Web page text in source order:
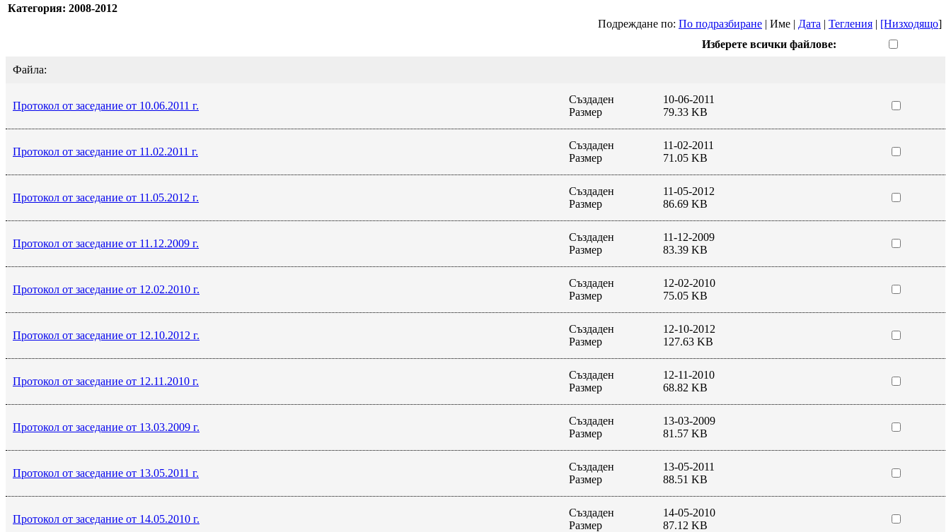
Категория: 2008-2012
Подреждане по: По подразбиране | Име | Дата | Тегления | [Низходящо]
Изберете всички файлове:
Файла:
Протокол от заседание от 10.06.2011 г.
Създаден
Размер
10-06-2011
79.33 KB
Протокол от заседание от 11.02.2011 г.
Създаден
Размер
11-02-2011
71.05 KB
Протокол от заседание от 11.05.2012 г.
Създаден
Размер
11-05-2012
86.69 KB
Протокол от заседание от 11.12.2009 г.
Създаден
Размер
11-12-2009
83.39 KB
Протокол от заседание от 12.02.2010 г.
Създаден
Размер
12-02-2010
75.05 KB
Протокол от заседание от 12.10.2012 г.
Създаден
Размер
12-10-2012
127.63 KB
Протокол от заседание от 12.11.2010 г.
Създаден
Размер
12-11-2010
68.82 KB
Протокол от заседание от 13.03.2009 г.
Създаден
Размер
13-03-2009
81.57 KB
Протокол от заседание от 13.05.2011 г.
Създаден
Размер
13-05-2011
88.51 KB
Протокол от заседание от 14.05.2010 г.
Създаден
Размер
14-05-2010
87.12 KB